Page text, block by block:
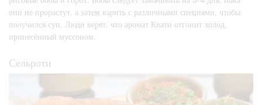
они не прорастут, а затем варить с различными специями, чтобы
получился суп. Люди верят, что аромат Квати отгонит холод,
принесённый муссоном.
Сельроти